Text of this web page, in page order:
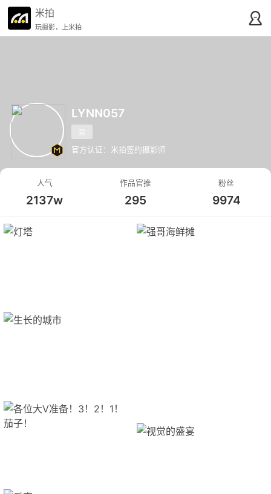
米拍
玩摄影，上米拍
LYNN057
男
官方认证：米拍签约摄影师
人气
2137w
作品官推
295
粉丝
9974